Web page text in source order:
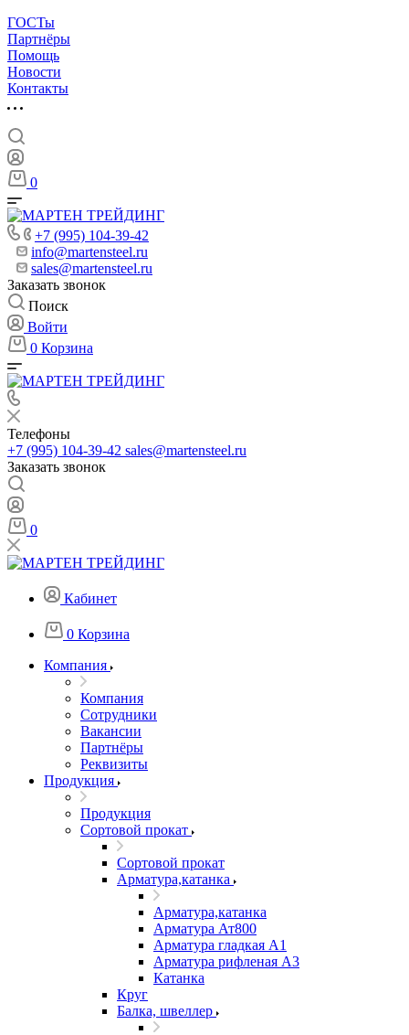
ГОСТы
Партнёры
Помощь
Новости
Контакты
0
+7 (995) 104-39-42
info@martensteel.ru
sales@martensteel.ru
Заказать звонок
Поиск
Войти
0 Корзина
Телефоны
+7 (995) 104-39-42 sales@martensteel.ru
Заказать звонок
0
Кабинет
0 Корзина
Компания
Компания
Сотрудники
Вакансии
Партнёры
Реквизиты
Продукция
Продукция
Сортовой прокат
Сортовой прокат
Арматура,катанка
Арматура,катанка
Арматура Ат800
Арматура гладкая А1
Арматура рифленая А3
Катанка
Круг
Балка, швеллер